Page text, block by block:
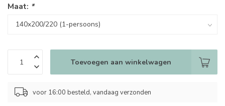
Maat: *
Toevoegen aan winkelwagen
voor 16:00 besteld, vandaag verzonden